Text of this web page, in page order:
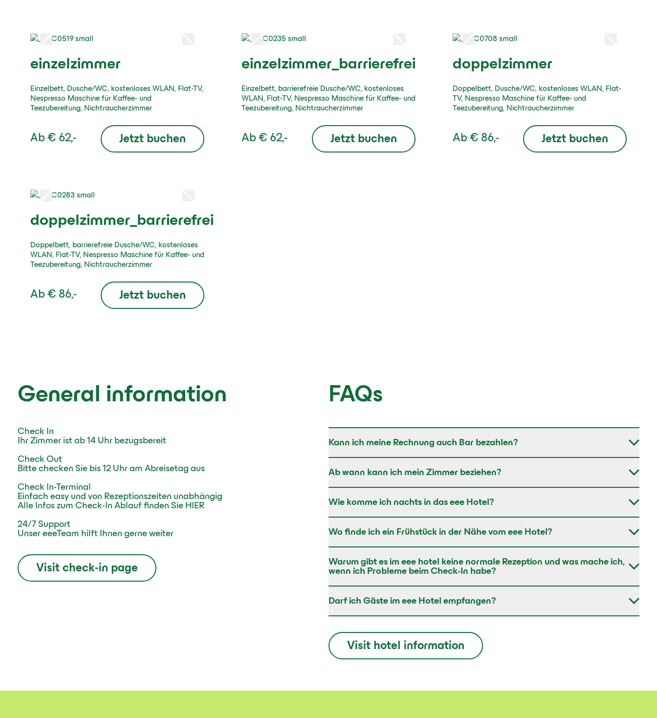
einzelzimmer
Einzelbett, Dusche/WC, kostenloses WLAN, Flat-TV,
Nespresso Maschine für Kaffee- und
Teezubereitung, Nichtraucherzimmer
Ab € 62,- Jetzt buchen
einzelzimmer_barrierefrei
Einzelbett, barrierefreie Dusche/WC, kostenloses
WLAN, Flat-TV, Nespresso Maschine für Kaffee- und
Teezubereitung, Nichtraucherzimmer
Ab € 62,- Jetzt buchen
doppelzimmer
Doppelbett, Dusche/WC, kostenloses WLAN, Flat-
TV, Nespresso Maschine für Kaffee- und
Teezubereitung, Nichtraucherzimmer
Ab € 86,- Jetzt buchen
doppelzimmer_barrierefrei
Doppelbett, barrierefreie Dusche/WC, kostenloses
WLAN, Flat-TV, Nespresso Maschine für Kaffee- und
Teezubereitung, Nichtraucherzimmer
Ab € 86,- Jetzt buchen
General information
Check In
Ihr Zimmer ist ab 14 Uhr bezugsbereit
Check Out
Bitte checken Sie bis 12 Uhr am Abreisetag aus
Check In-Terminal
Einfach easy und von Rezeptionszeiten unabhängig
Alle Infos zum Check-In Ablauf finden Sie HIER
24/7 Support
Unser eeeTeam hilft Ihnen gerne weiter
Visit check-in page
FAQs
Kann ich meine Rechnung auch Bar bezahlen?
Ab wann kann ich mein Zimmer beziehen?
Wie komme ich nachts in das eee Hotel?
Wo finde ich ein Frühstück in der Nähe vom eee Hotel?
Warum gibt es im eee hotel keine normale Rezeption und was mache ich,
wenn ich Probleme beim Check-In habe?
Darf ich Gäste im eee Hotel empfangen?
Visit hotel information